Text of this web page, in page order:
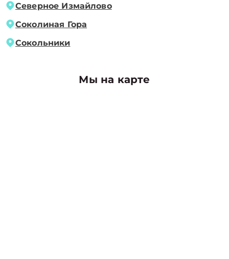
Северное Измайлово
Соколиная Гора
Сокольники
Мы на карте